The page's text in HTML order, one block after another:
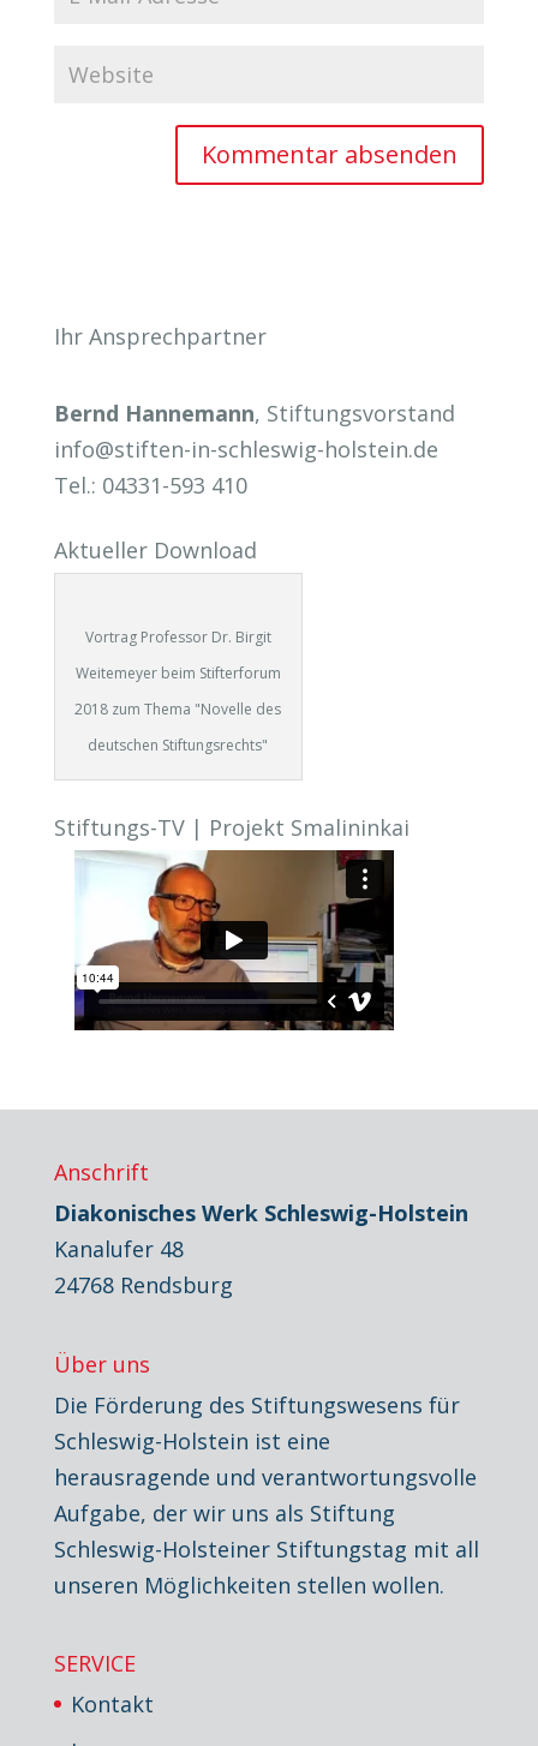
Ihr Ansprechpartner
Bernd Hannemann, Stiftungsvorstand
info@stiften-in-schleswig-holstein.de
Tel.: 04331-593 410
Aktueller Download
Vortrag Professor Dr. Birgit
Weitemeyer beim Stifterforum
2018 zum Thema "Novelle des
deutschen Stiftungsrechts"
Stiftungs-TV | Projekt Smalininkai
Anschrift
Diakonisches Werk Schleswig-Holstein
Kanalufer 48
24768 Rendsburg
Über uns
Die Förderung des Stiftungswesens für
Schleswig-Holstein ist eine
herausragende und verantwortungsvolle
Aufgabe, der wir uns als Stiftung
Schleswig-Holsteiner Stiftungstag mit all
unseren Möglichkeiten stellen wollen.
SERVICE
Kontakt